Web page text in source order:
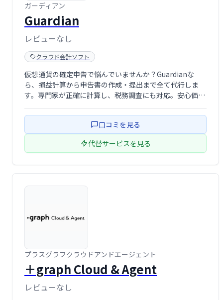
ガーディアン
Guardian
レビューなし
クラウド会計ソフト
仮想通貨の確定申告で悩んでいませんか？Guardianな
ら、損益計算から申告書の作成・提出まで全て代行しま
す。専門家が正確に計算し、税務調査にも対応。安心価格
口コミを見る
代替サービスを見る
プラスグラフクラウドアンドエージェント
＋graph Cloud & Agent
レビューなし